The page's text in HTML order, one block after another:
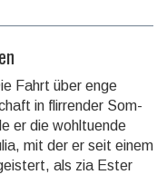
Fahrt über enge
in flir­ren­der Som­
er die wohl­tu­en­de
mit der er seit einem
als zia Ester